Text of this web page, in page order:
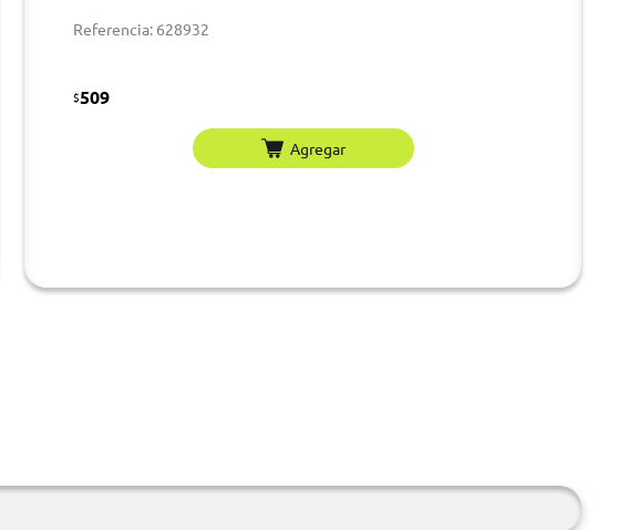
Referencia: 628932
$509
Agregar